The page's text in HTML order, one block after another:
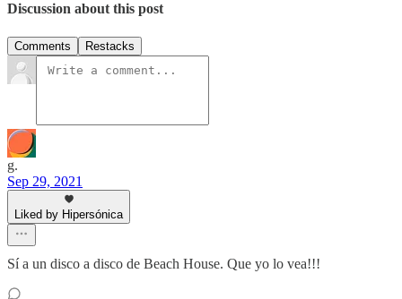
Discussion about this post
Comments Restacks
g.
Sep 29, 2021
Liked by Hipersónica
Sí a un disco a disco de Beach House. Que yo lo vea!!!